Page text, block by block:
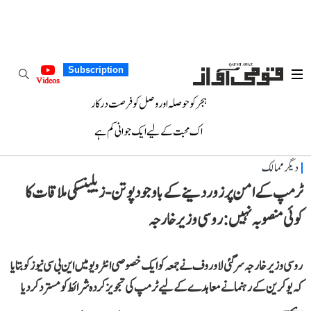
Subscription
Videos
ہجر کو حوصلہ اور وصل کو فرصت درکار
اک محبت کے لیے ایک جوانی کم ہے
دیگر ممالک
ٹرمپ کے امن پر زور دینے کے باوجود پوتن-زیلینسکی ملاقات کا
کوئی منصوبہ نہیں: روسی وزیر خارجہ
روسی وزیر خارجہ سرگئی لاوروف نے جمعہ کو ایک خصوصی انٹرویو میں این بی سی نیوز کو بتایا
کہ یوکرین کے رہنما نے معاہدے کے لیے ٹرمپ کی تجویز کردہ شرائط کو مسترد کر دیا